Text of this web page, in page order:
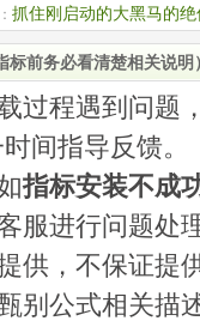
抓住刚启动的大黑马的
标前务必看清楚相关说明
过程遇到问题
间指导反馈。
指标安装不成
服进行问题处
供，不保证提
别公式相关描